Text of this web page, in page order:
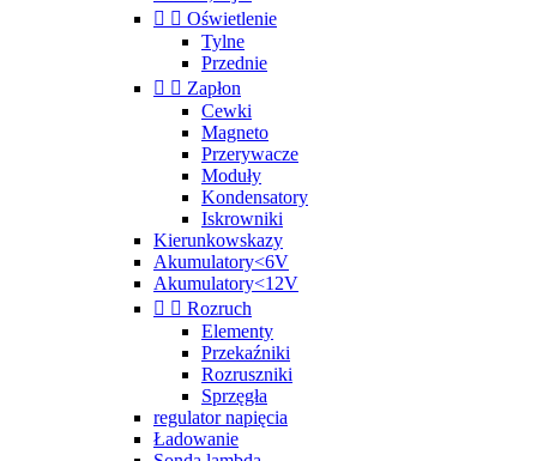
  Oświetlenie
Tylne
Przednie
  Zapłon
Cewki
Magneto
Przerywacze
Moduły
Kondensatory
Iskrowniki
Kierunkowskazy
Akumulatory<6V
Akumulatory<12V
  Rozruch
Elementy
Przekaźniki
Rozruszniki
Sprzęgła
regulator napięcia
Ładowanie